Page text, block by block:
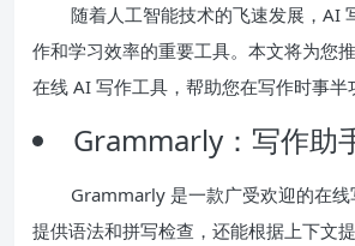
随着人工智能技术的飞速发展，AI
作和学习效率的重要工具。本文将为您
在线 AI 写作工具，帮助您在写作时事半
Grammarly：写作助
Grammarly 是一款广受欢迎的在线
提供语法和拼写检查，还能根据上下文